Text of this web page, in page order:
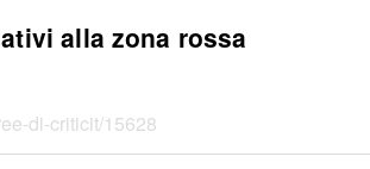
alla zona rossa
di-criticit/15628